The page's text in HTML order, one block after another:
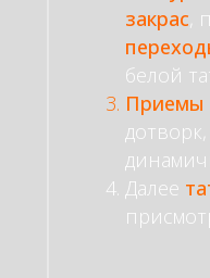
закрас,
белой
Приемы
Далее